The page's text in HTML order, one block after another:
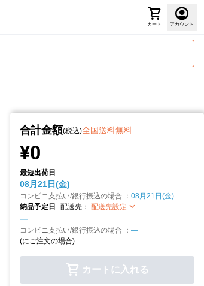
カート アカウント
合計金額(税込)全国送料無料
¥0
最短出荷日
08月21日(金)
コンビニ支払い/銀行振込の場合 ： 08月21日(金)
納品予定日
配送先： 配送先設定
—
コンビニ支払い/銀行振込の場合 ： —
(にご注文の場合)
カートに入れる